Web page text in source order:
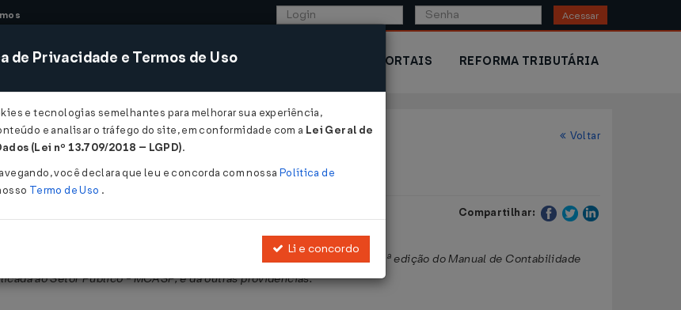
Acessar
CONSULTORIA SISTEMAS COMÉRCIO EXTERIOR PORTAIS REFORMA TRIBUTÁRIA
Voltar
30/11/2010
Compartilhar:
e VIII - Demonstrativo de Estatística de Finanças Públicas, da 3ª edição do Manual de Contabilidade
ao Setor Público - MCASP, e dá outras providências.
de Privacidade e Termos de Uso
e tecnologias semelhantes para melhorar sua experiência,
e analisar o tráfego do site, em conformidade com a Lei Geral de
(Lei nº 13.709/2018 – LGPD).
você declara que leu e concorda com nossa Política de
Termo de Uso .
Li e concordo